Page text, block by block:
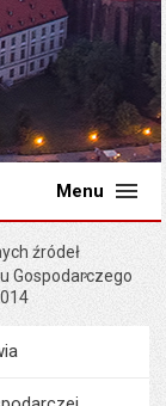
Menu
źródeł
Gospodarczego
i projekty